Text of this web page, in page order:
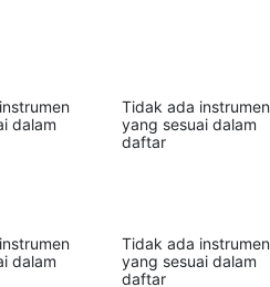
dalam
Tidak ada instrumen
yang sesuai dalam
daftar
dalam
Tidak ada instrumen
yang sesuai dalam
daftar